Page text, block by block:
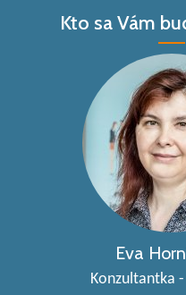
Kto sa Vám
Eva
Konzultantka